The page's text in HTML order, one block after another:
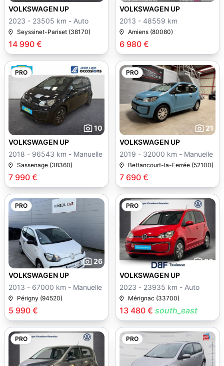
14 990 €
VOLKSWAGEN UP
2023 - 23505 km - Auto
Seyssinet-Pariset (38170)
6 980 €
VOLKSWAGEN UP
2013 - 48559 km
Amiens (80080)
PRO
10
7 990 €
VOLKSWAGEN UP
2018 - 96543 km - Manuelle
Sassenage (38360)
PRO
21
7 690 €
VOLKSWAGEN UP
2019 - 32000 km - Manuelle
Bettancourt-la-Ferrée (52100)
PRO
26
5 990 €
VOLKSWAGEN UP
2013 - 67000 km - Manuelle
Périgny (94520)
PRO
30
13 480 € south_east
VOLKSWAGEN UP
2023 - 23935 km - Auto
Mérignac (33700)
PRO PRO